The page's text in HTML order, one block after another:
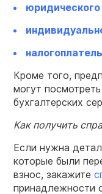
Кроме того,
могут
бухгалтерских
Как получить
Если нужна
которые были
взнос, закажите
принадлежности